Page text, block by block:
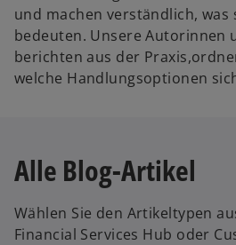
und machen verständlich, was
bedeuten. Unsere Autorinnen
berichten aus der
welche Handlungsoptionen
Alle Blog-Artikel
Wählen Sie den Artikeltypen
Financial Services Hub oder